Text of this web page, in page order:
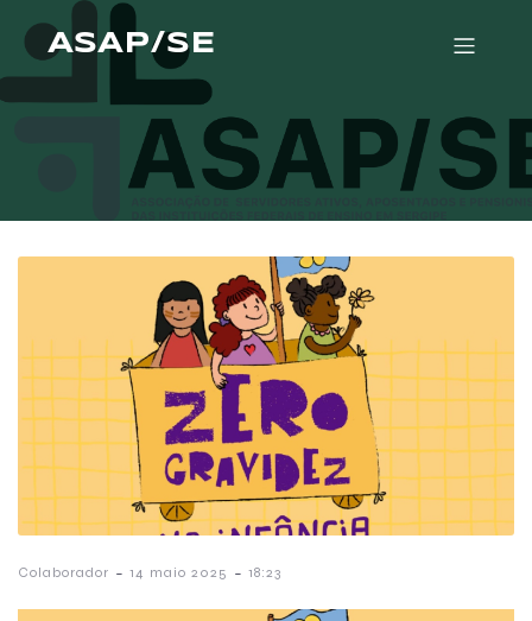
ASAP/SE
Colaborador - 14 maio 2025 - 18:23